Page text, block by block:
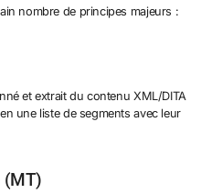
nombre de principes majeurs :
et extrait du contenu XML/DITA
une liste de segments avec leur
(MT)